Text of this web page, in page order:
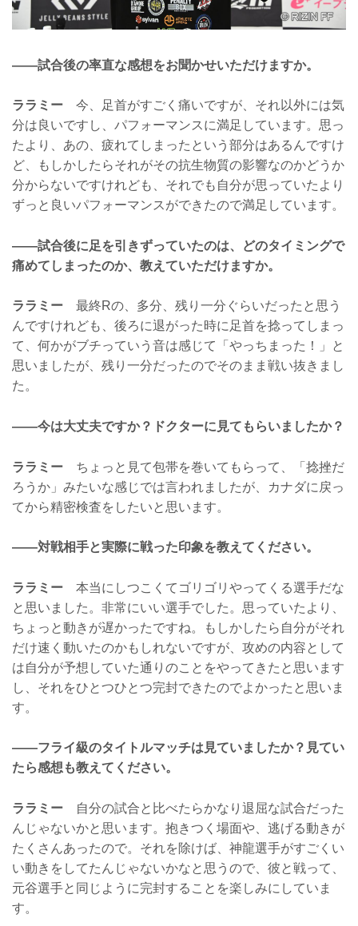
——試合後の率直な感想をお聞かせいただけますか。
ララミー 今、足首がすごく痛いですが、それ以外には気
分は良いですし、パフォーマンスに満足しています。思っ
たより、あの、疲れてしまったという部分はあるんですけ
ど、もしかしたらそれがその抗生物質の影響なのかどうか
分からないですけれども、それでも自分が思っていたより
ずっと良いパフォーマンスができたので満足しています。
——試合後に足を引きずっていたのは、どのタイミングで
痛めてしまったのか、教えていただけますか。
ララミー 最終Rの、多分、残り一分ぐらいだったと思う
んですけれども、後ろに退がった時に足首を捻ってしまっ
て、何かがブチっていう音は感じて「やっちまった！」と
思いましたが、残り一分だったのでそのまま戦い抜きまし
た。
——今は大丈夫ですか？ドクターに見てもらいましたか？
ララミー ちょっと見て包帯を巻いてもらって、「捻挫だ
ろうか」みたいな感じでは言われましたが、カナダに戻っ
てから精密検査をしたいと思います。
——対戦相手と実際に戦った印象を教えてください。
ララミー 本当にしつこくてゴリゴリやってくる選手だな
と思いました。非常にいい選手でした。思っていたより、
ちょっと動きが遅かったですね。もしかしたら自分がそれ
だけ速く動いたのかもしれないですが、攻めの内容として
は自分が予想していた通りのことをやってきたと思います
し、それをひとつひとつ完封できたのでよかったと思いま
す。
——フライ級のタイトルマッチは見ていましたか？見てい
たら感想も教えてください。
ララミー 自分の試合と比べたらかなり退屈な試合だった
んじゃないかと思います。抱きつく場面や、逃げる動きが
たくさんあったので。それを除けば、神龍選手がすごくい
い動きをしてたんじゃないかなと思うので、彼と戦って、
元谷選手と同じように完封することを楽しみにしていま
す。